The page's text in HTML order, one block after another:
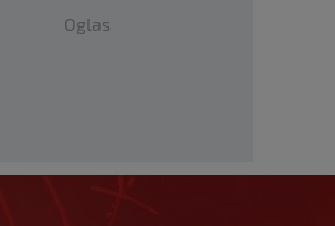
Oglas